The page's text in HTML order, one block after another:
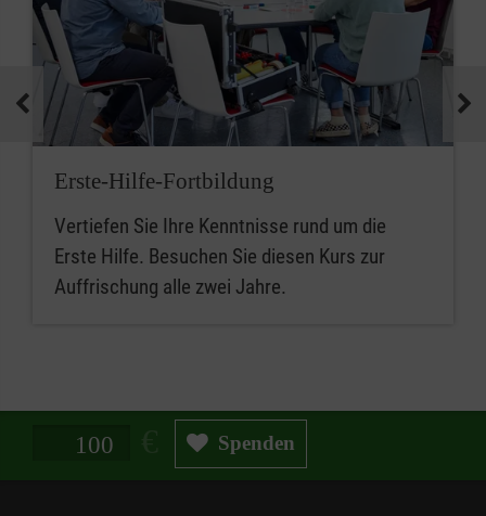
Erste-Hilfe-Fortbildung
Vertiefen Sie Ihre Kenntnisse rund um die
Erste Hilfe. Besuchen Sie diesen Kurs zur
Auffrischung alle zwei Jahre.
Spendenbetrag in Euro Spenden